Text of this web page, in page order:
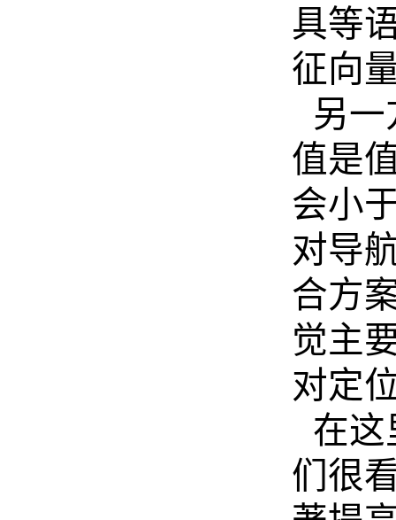
具等
征向
另
值是
会小
对导
合方
觉主
对定
在这
们很